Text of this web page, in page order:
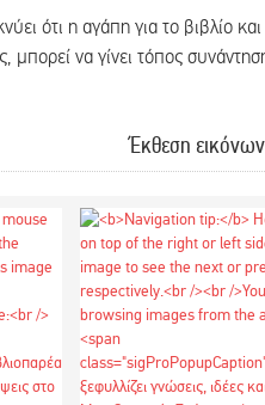
ότι η αγάπη για το βιβλίο
μπορεί να γίνει τόπος
Έκθεση εικόνων